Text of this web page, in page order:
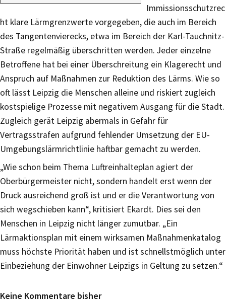
Immissionsschutzrec
ht klare Lärmgrenzwerte vorgegeben, die auch im Bereich
des Tangentenvierecks, etwa im Bereich der Karl-Tauchnitz-
Straße regelmäßig überschritten werden. Jeder einzelne
Betroffene hat bei einer Überschreitung ein Klagerecht und
Anspruch auf Maßnahmen zur Reduktion des Lärms. Wie so
oft lässt Leipzig die Menschen alleine und riskiert zugleich
kostspielige Prozesse mit negativem Ausgang für die Stadt.
Zugleich gerät Leipzig abermals in Gefahr für
Vertragsstrafen aufgrund fehlender Umsetzung der EU-
Umgebungslärmrichtlinie haftbar gemacht zu werden.
„Wie schon beim Thema Luftreinhalteplan agiert der
Oberbürgermeister nicht, sondern handelt erst wenn der
Druck ausreichend groß ist und er die Verantwortung von
sich wegschieben kann“, kritisiert Ekardt. Dies sei den
Menschen in Leipzig nicht länger zumutbar. „Ein
Lärmaktionsplan mit einem wirksamen Maßnahmenkatalog
muss höchste Priorität haben und ist schnellstmöglich unter
Einbeziehung der Einwohner Leipzigs in Geltung zu setzen.“
Keine Kommentare bisher